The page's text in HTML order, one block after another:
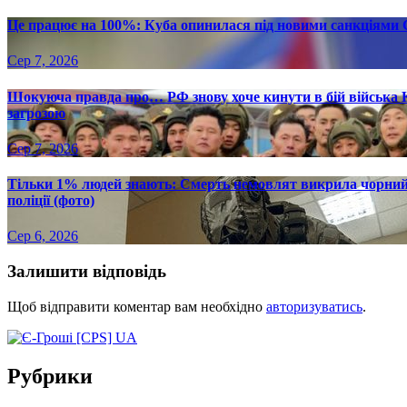
Це працює на 100%: Куба опинилася під новими санкціями
Сер 7, 2026
Шокуюча правда про… РФ знову хоче кинути в бій війська
загрозою
Сер 7, 2026
Тільки 1% людей знають: Смерть немовлят викрила чорний
поліції (фото)
Сер 6, 2026
Залишити відповідь
Щоб відправити коментар вам необхідно авторизуватись.
Рубрики